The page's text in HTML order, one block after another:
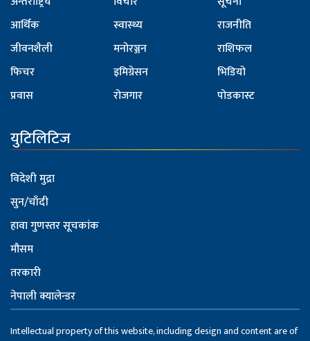
आर्थिक
जीवनशैली
फिचर
प्रवास
स्वास्थ्य
मनोरञ्जन
इमिग्रेसन
रोजगार
राजनीति
राशिफल
भिडियो
पोडकास्ट
युटिलिटिज
विदेशी मुद्रा
सुन/चाँदी
हावा गुणस्तर सूचकांक
मौसम
तरकारी
नेपाली क्यालेन्डर
Intellectual property of this website, including design and content are of